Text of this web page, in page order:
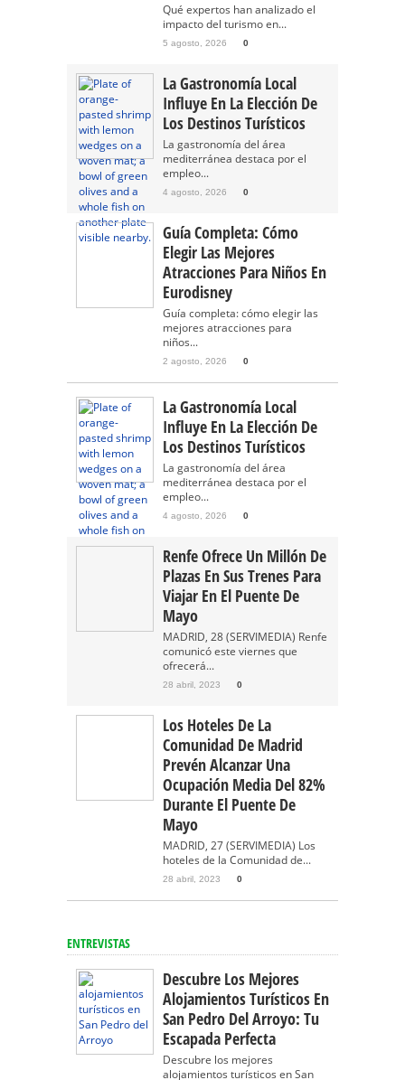
Qué expertos han analizado el
impacto del turismo en...
5 agosto, 2026 0
La Gastronomía Local
Influye En La Elección De
Los Destinos Turísticos
La gastronomía del área
mediterránea destaca por el
empleo...
4 agosto, 2026 0
Guía Completa: Cómo
Elegir Las Mejores
Atracciones Para Niños En
Eurodisney
Guía completa: cómo elegir las
mejores atracciones para
niños...
2 agosto, 2026 0
La Gastronomía Local
Influye En La Elección De
Los Destinos Turísticos
La gastronomía del área
mediterránea destaca por el
empleo...
4 agosto, 2026 0
Renfe Ofrece Un Millón De
Plazas En Sus Trenes Para
Viajar En El Puente De
Mayo
MADRID, 28 (SERVIMEDIA) Renfe
comunicó este viernes que
ofrecerá...
28 abril, 2023 0
Los Hoteles De La
Comunidad De Madrid
Prevén Alcanzar Una
Ocupación Media Del 82%
Durante El Puente De
Mayo
MADRID, 27 (SERVIMEDIA) Los
hoteles de la Comunidad de...
28 abril, 2023 0
ENTREVISTAS
Descubre Los Mejores
Alojamientos Turísticos En
San Pedro Del Arroyo: Tu
Escapada Perfecta
Descubre los mejores
alojamientos turísticos en San